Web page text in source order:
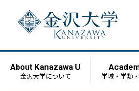
About Kanazawa U
金沢大学について 学域・学類